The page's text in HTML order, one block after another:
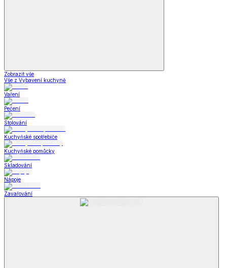
Zobrazit vše
Vše z Vybavení kuchyně
Vaření
Pečení
Stolování
Kuchyňské spotřebiče
Kuchyňské pomůcky
Skladování
Nápoje
Zavařování